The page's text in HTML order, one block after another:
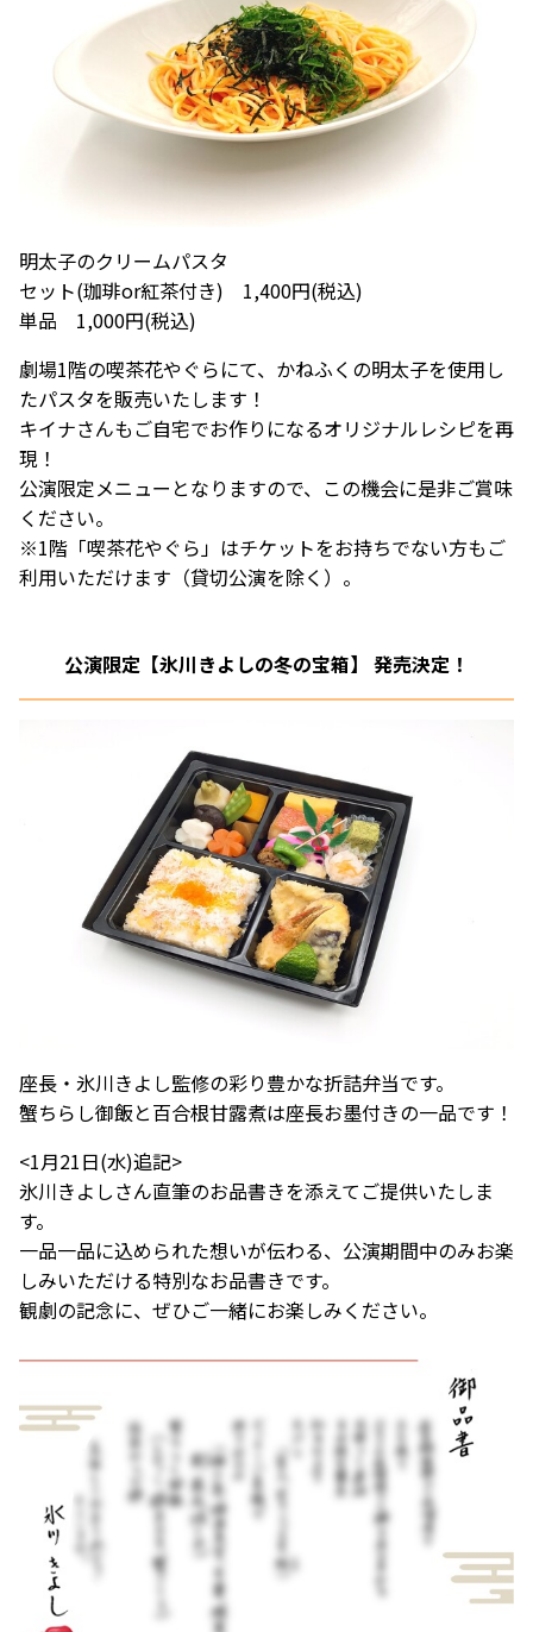
明太子のクリームパスタ
セット(珈琲or紅茶付き) 1,400円(税込)
単品 1,000円(税込)
劇場1階の喫茶花やぐらにて、かねふくの明太子を使用し
たパスタを販売いたします！
キイナさんもご自宅でお作りになるオリジナルレシピを再
現！
公演限定メニューとなりますので、この機会に是非ご賞味
ください。
※1階「喫茶花やぐら」はチケットをお持ちでない方もご
利用いただけます（貸切公演を除く）。
公演限定【氷川きよしの冬の宝箱】 発売決定！
座長・氷川きよし監修の彩り豊かな折詰弁当です。
蟹ちらし御飯と百合根甘露煮は座長お墨付きの一品です！
<1月21日(水)追記>
氷川きよしさん直筆のお品書きを添えてご提供いたしま
す。
一品一品に込められた想いが伝わる、公演期間中のみお楽
しみいただける特別なお品書きです。
観劇の記念に、ぜひご一緒にお楽しみください。